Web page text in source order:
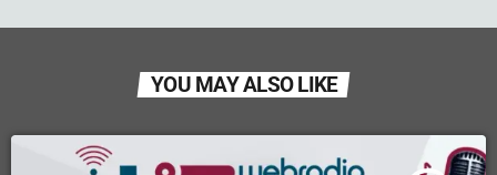
YOU MAY ALSO LIKE